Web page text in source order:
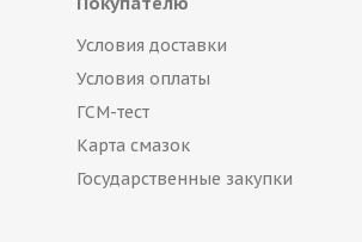
Условия доставки
Условия оплаты
ГСМ-тест
Карта смазок
Государственные закупки